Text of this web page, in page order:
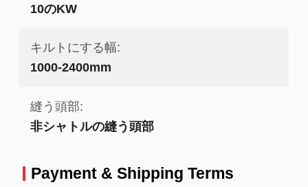
10のKW
キルトにする幅:
1000-2400mm
縫う頭部:
非シャトルの縫う頭部
Payment & Shipping Terms